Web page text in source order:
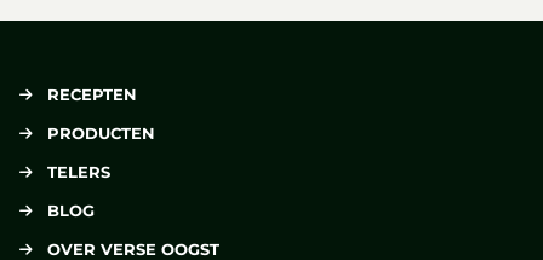
RECEPTEN
PRODUCTEN
TELERS
BLOG
OVER VERSE OOGST